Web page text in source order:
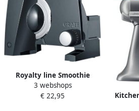
Royalty line Smoothie
Maker Blender To Go
Smoothie Blender Mini
3 webshops
€ 22,95